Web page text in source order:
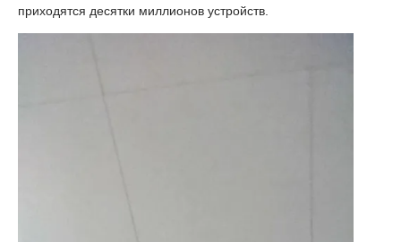
приходятся десятки миллионов устройств.